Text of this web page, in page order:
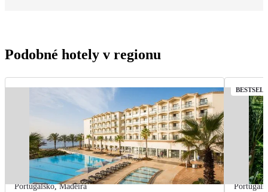
Podobné hotely v regionu
Portugalsko,Madeira